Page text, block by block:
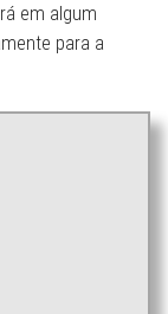
em algum
para a